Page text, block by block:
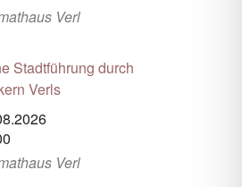
Verl
Stadtführung durch
Verls
Verl